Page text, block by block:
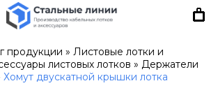
продукции » Листовые лотки и
листовых лотков » Держатели
Хомут двускатной крышки лотка